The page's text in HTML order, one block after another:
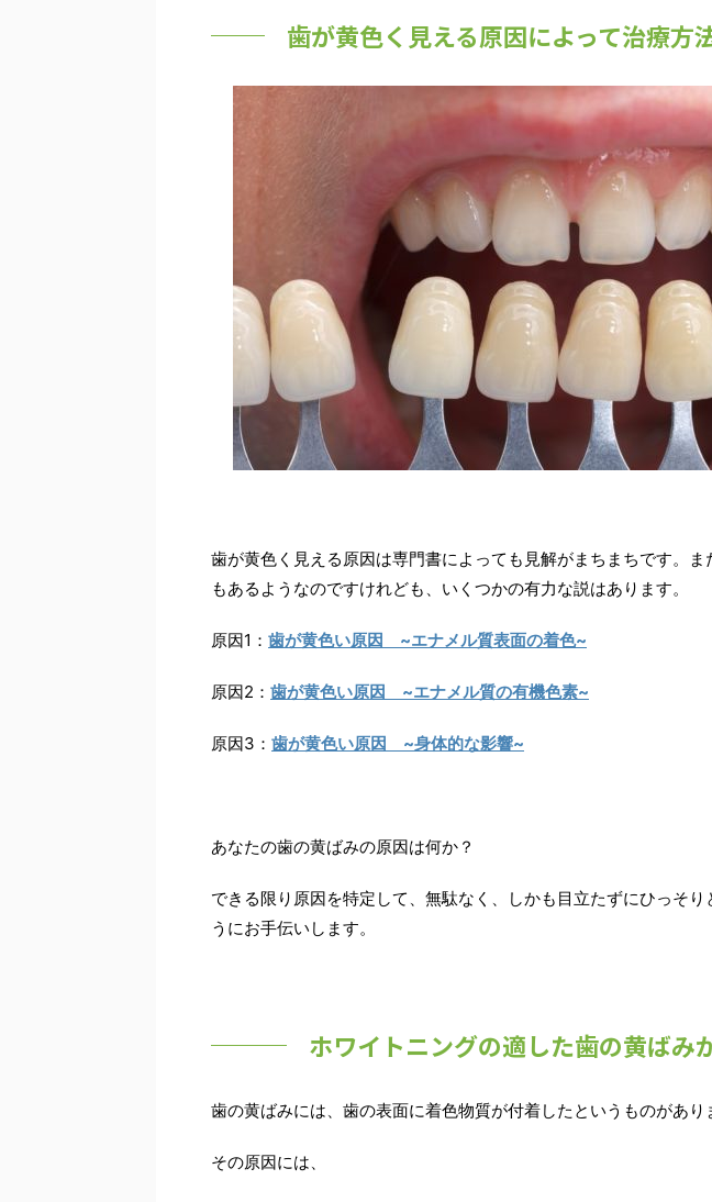
歯が黄色く見える原因によって治療方
歯が黄色く見える原因は専門書によっても見解がまちまちです。
もあるようなのですけれども、いくつかの有力な説はあります。
原因1： 歯が黄色い原因 ~エナメル質表面の着色~
原因2： 歯が黄色い原因 ~エナメル質の有機色素~
原因3： 歯が黄色い原因 ~身体的な影響~
あなたの歯の黄ばみの原因は何か？
できる限り原因を特定して、無駄なく、しかも目立たずにひっそり
うにお手伝いします。
ホワイトニングの適した歯の黄ばみ
歯の黄ばみには、歯の表面に着色物質が付着したというものがあり
その原因には、